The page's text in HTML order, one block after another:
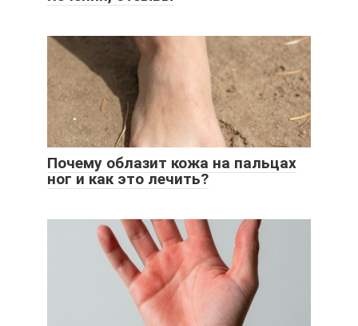
Почему облазит кожа на пальцах
ног и как это лечить?